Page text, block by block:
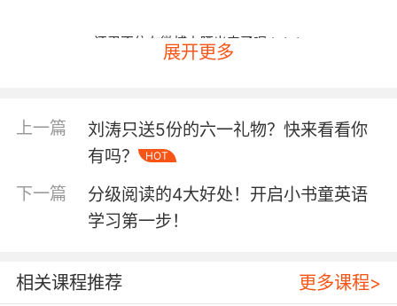
还忍不住在微博上晒出来了呢 ↓↓↓
展开更多
上一篇
刘涛只送5份的六一礼物？快来看看你
有吗？
HOT
下一篇
分级阅读的4大好处！开启小书童英语
学习第一步！
相关课程推荐 更多课程>